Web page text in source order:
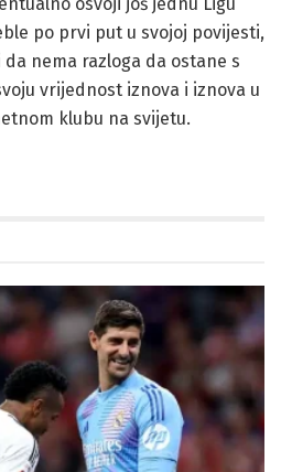
po prvi put u svojoj povijesti,
nema razloga da ostane s
vrijednost iznova i iznova u
klubu na svijetu.